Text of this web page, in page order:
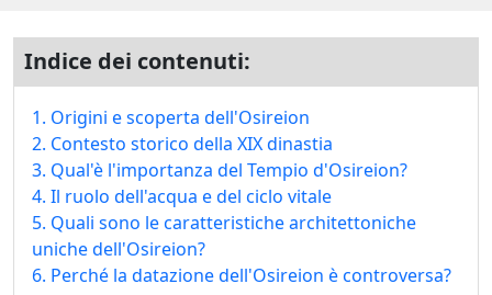
Indice dei contenuti:
1. Origini e scoperta dell'Osireion
2. Contesto storico della XIX dinastia
3. Qual'è l'importanza del Tempio d'Osireion?
4. Il ruolo dell'acqua e del ciclo vitale
5. Quali sono le caratteristiche architettoniche
uniche dell'Osireion?
6. Perché la datazione dell'Osireion è controversa?